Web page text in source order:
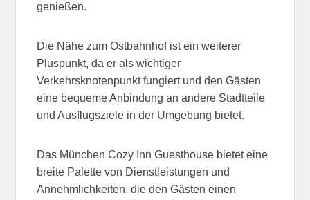
genießen.
Die Nähe zum Ostbahnhof ist ein weiterer
Pluspunkt, da er als wichtiger
Verkehrsknotenpunkt fungiert und den Gästen
eine bequeme Anbindung an andere Stadtteile
und Ausflugsziele in der Umgebung bietet.
Das München Cozy Inn Guesthouse bietet eine
breite Palette von Dienstleistungen und
Annehmlichkeiten, die den Gästen einen